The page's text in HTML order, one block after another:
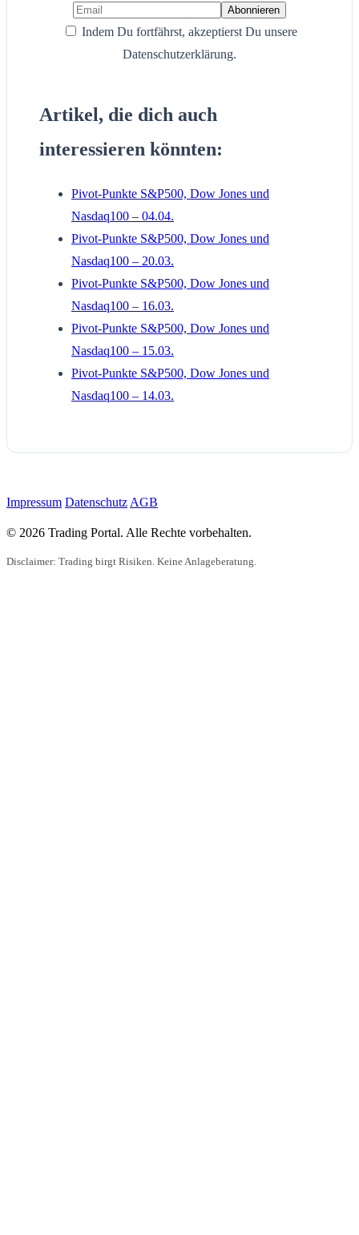
Indem Du fortfährst, akzeptierst Du unsere
Datenschutzerklärung.
Artikel, die dich auch
interessieren könnten:
Pivot-Punkte S&P500, Dow Jones und
Nasdaq100 – 04.04.
Pivot-Punkte S&P500, Dow Jones und
Nasdaq100 – 20.03.
Pivot-Punkte S&P500, Dow Jones und
Nasdaq100 – 16.03.
Pivot-Punkte S&P500, Dow Jones und
Nasdaq100 – 15.03.
Pivot-Punkte S&P500, Dow Jones und
Nasdaq100 – 14.03.
Impressum Datenschutz AGB
© 2026 Trading Portal. Alle Rechte vorbehalten.
Disclaimer: Trading birgt Risiken. Keine Anlageberatung.